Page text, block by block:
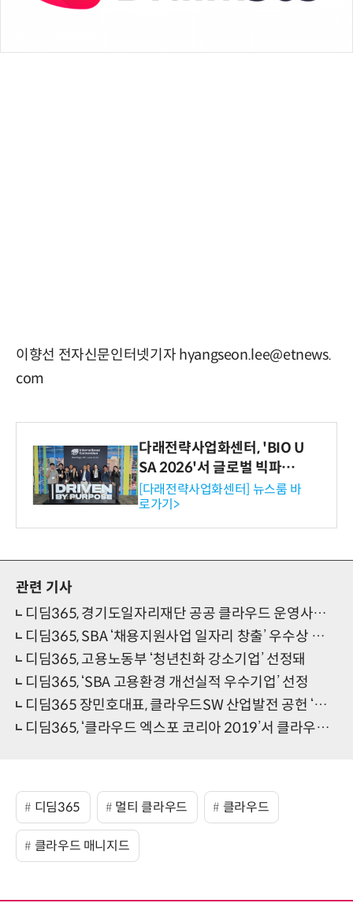
이향선 전자신문인터넷기자 hyangseon.lee@etnews.
com
다래전략사업화센터, 'BIO U
SA 2026'서 글로벌 빅파마
와의 비즈니스 미팅 지원…K
-바이오 해외 진출 교두보 확
보
[다래전략사업화센터] 뉴스룸 바
로가기>
관련 기사
디딤365, 경기도일자리재단 공공 클라우드 운영사업 수주
디딤365, SBA ‘채용지원사업 일자리 창출’ 우수상 수상
디딤365, 고용노동부 ‘청년친화 강소기업’ 선정돼
디딤365, ‘SBA 고용환경 개선실적 우수기업’ 선정
디딤365 장민호대표, 클라우드SW 산업발전 공헌 ‘국무총리 유공표창’ 수상
디딤365, ‘클라우드 엑스포 코리아 2019’서 클라우드 컨설팅 솔루션 주목받아
디딤365 멀티 클라우드 클라우드
클라우드 매니지드